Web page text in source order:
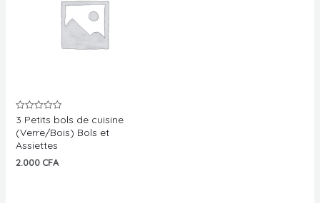
Note
0
sur
5
3 Petits bols de cuisine
(Verre/Bois) Bols et
Assiettes
2.000 CFA